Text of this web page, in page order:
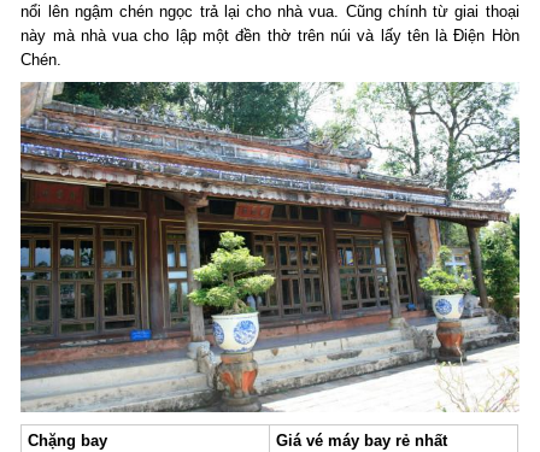
nổi lên ngậm chén ngọc trả lại cho nhà vua. Cũng chính từ giai thoại
này mà nhà vua cho lập một đền thờ trên núi và lấy tên là Điện Hòn
Chén.
Chặng bay Giá vé máy bay rẻ nhất